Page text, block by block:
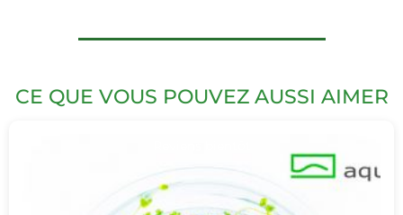
CE QUE VOUS POUVEZ AUSSI AIMER